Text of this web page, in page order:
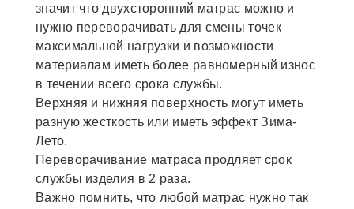
значит что двухсторонний матрас можно и
нужно переворачивать для смены точек
максимальной нагрузки и возможности
материалам иметь более равномерный износ
в течении всего срока службы.
Верхняя и нижняя поверхность могут иметь
разную жесткость или иметь эффект Зима-
Лето.
Переворачивание матраса продляет срок
службы изделия в 2 раза.
Важно помнить, что любой матрас нужно так